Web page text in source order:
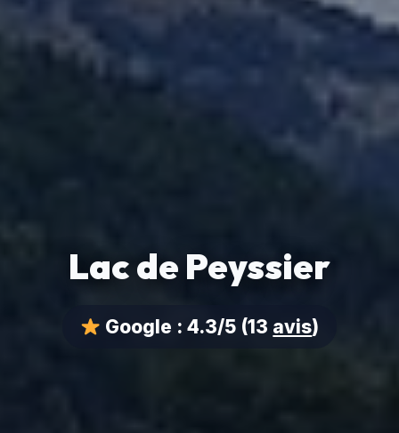
Lac de Peyssier
Google :4.3/5 (13 avis)